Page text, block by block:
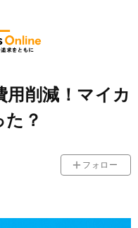
削減！マイカ
？
フォロー